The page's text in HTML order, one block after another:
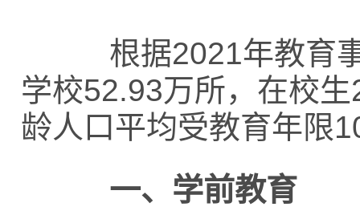
根据2021年教育事
学校52.93万所，在校
龄人口平均受教育年限
一、学前教育